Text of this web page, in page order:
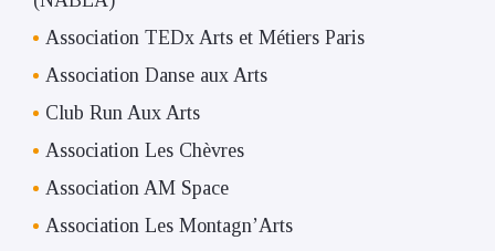
Association TEDx Arts et Métiers Paris
Association Danse aux Arts
Club Run Aux Arts
Association Les Chèvres
Association AM Space
Association Les Montagn’Arts